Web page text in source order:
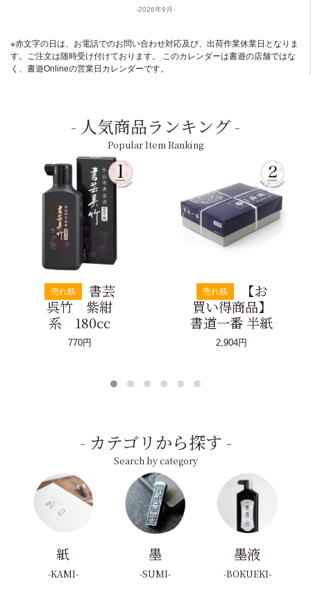
2026年9月
※赤文字の日は、お電話でのお問い合わせ対応及び、出荷作業休業日となりま
す。ご注文は随時受け付けております。 このカレンダーは書遊の店舗ではな
く、書遊Onlineの営業日カレンダーです。
人気商品ランキング
Popular Item Ranking
売れ筋
書芸
呉竹 紫紺
系 180cc
770円
売れ筋
【お
買い得商品】
書道一番 半紙
2,904円
カテゴリから探す
Search by category
紙
KAMI
墨
SUMI
墨液
BOKUEKI